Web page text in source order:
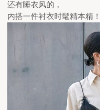
还有睡衣风的，
内搭一件衬衣时髦精本精！